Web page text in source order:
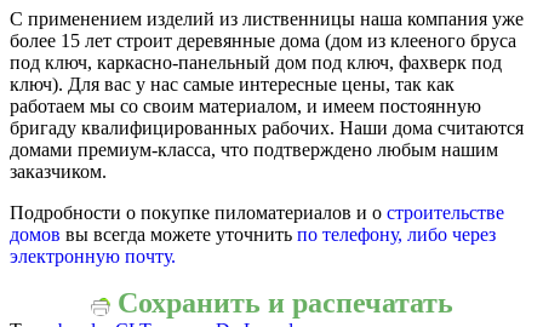
С применением изделий из лиственницы наша компания уже
более 15 лет строит деревянные дома (дом из клееного бруса
под ключ, каркасно-панельный дом под ключ, фахверк под
ключ). Для вас у нас самые интересные цены, так как
работаем мы со своим материалом, и имеем постоянную
бригаду квалифицированных рабочих. Наши дома считаются
домами премиум-класса, что подтверждено любым нашим
заказчиком.
Подробности о покупке пиломатериалов и о строительстве
домов вы всегда можете уточнить по телефону, либо через
электронную почту.
Сохранить и распечатать